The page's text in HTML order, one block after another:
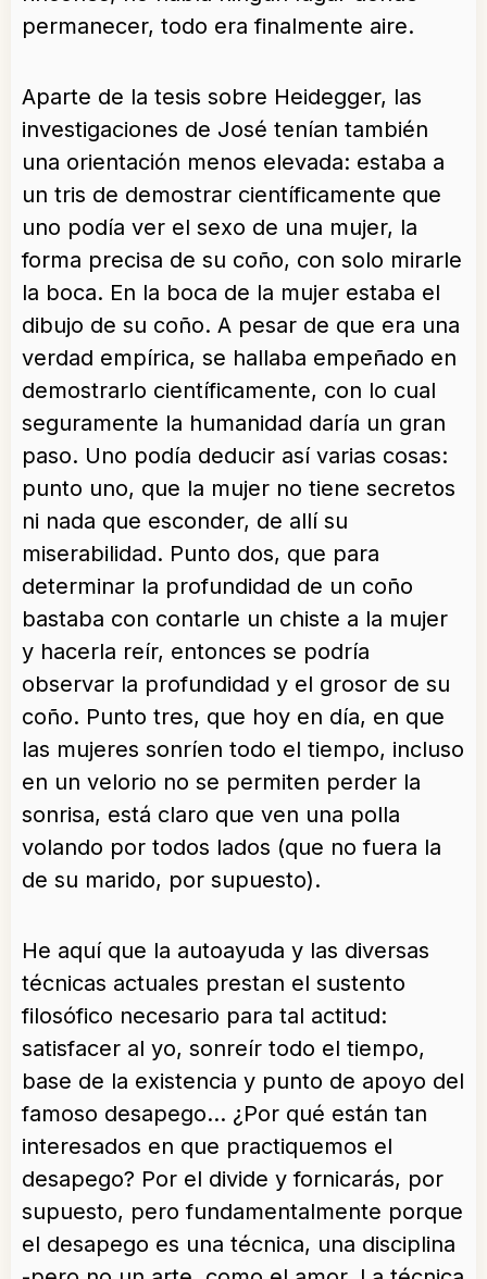
permanecer, todo era finalmente aire.
Aparte de la tesis sobre Heidegger, las
investigaciones de José tenían también
una orientación menos elevada: estaba a
un tris de demostrar científicamente que
uno podía ver el sexo de una mujer, la
forma precisa de su coño, con solo mirarle
la boca. En la boca de la mujer estaba el
dibujo de su coño. A pesar de que era una
verdad empírica, se hallaba empeñado en
demostrarlo científicamente, con lo cual
seguramente la humanidad daría un gran
paso. Uno podía deducir así varias cosas:
punto uno, que la mujer no tiene secretos
ni nada que esconder, de allí su
miserabilidad. Punto dos, que para
determinar la profundidad de un coño
bastaba con contarle un chiste a la mujer
y hacerla reír, entonces se podría
observar la profundidad y el grosor de su
coño. Punto tres, que hoy en día, en que
las mujeres sonríen todo el tiempo, incluso
en un velorio no se permiten perder la
sonrisa, está claro que ven una polla
volando por todos lados (que no fuera la
de su marido, por supuesto).
He aquí que la autoayuda y las diversas
técnicas actuales prestan el sustento
filosófico necesario para tal actitud:
satisfacer al yo, sonreír todo el tiempo,
base de la existencia y punto de apoyo del
famoso desapego… ¿Por qué están tan
interesados en que practiquemos el
desapego? Por el divide y fornicarás, por
supuesto, pero fundamentalmente porque
el desapego es una técnica, una disciplina